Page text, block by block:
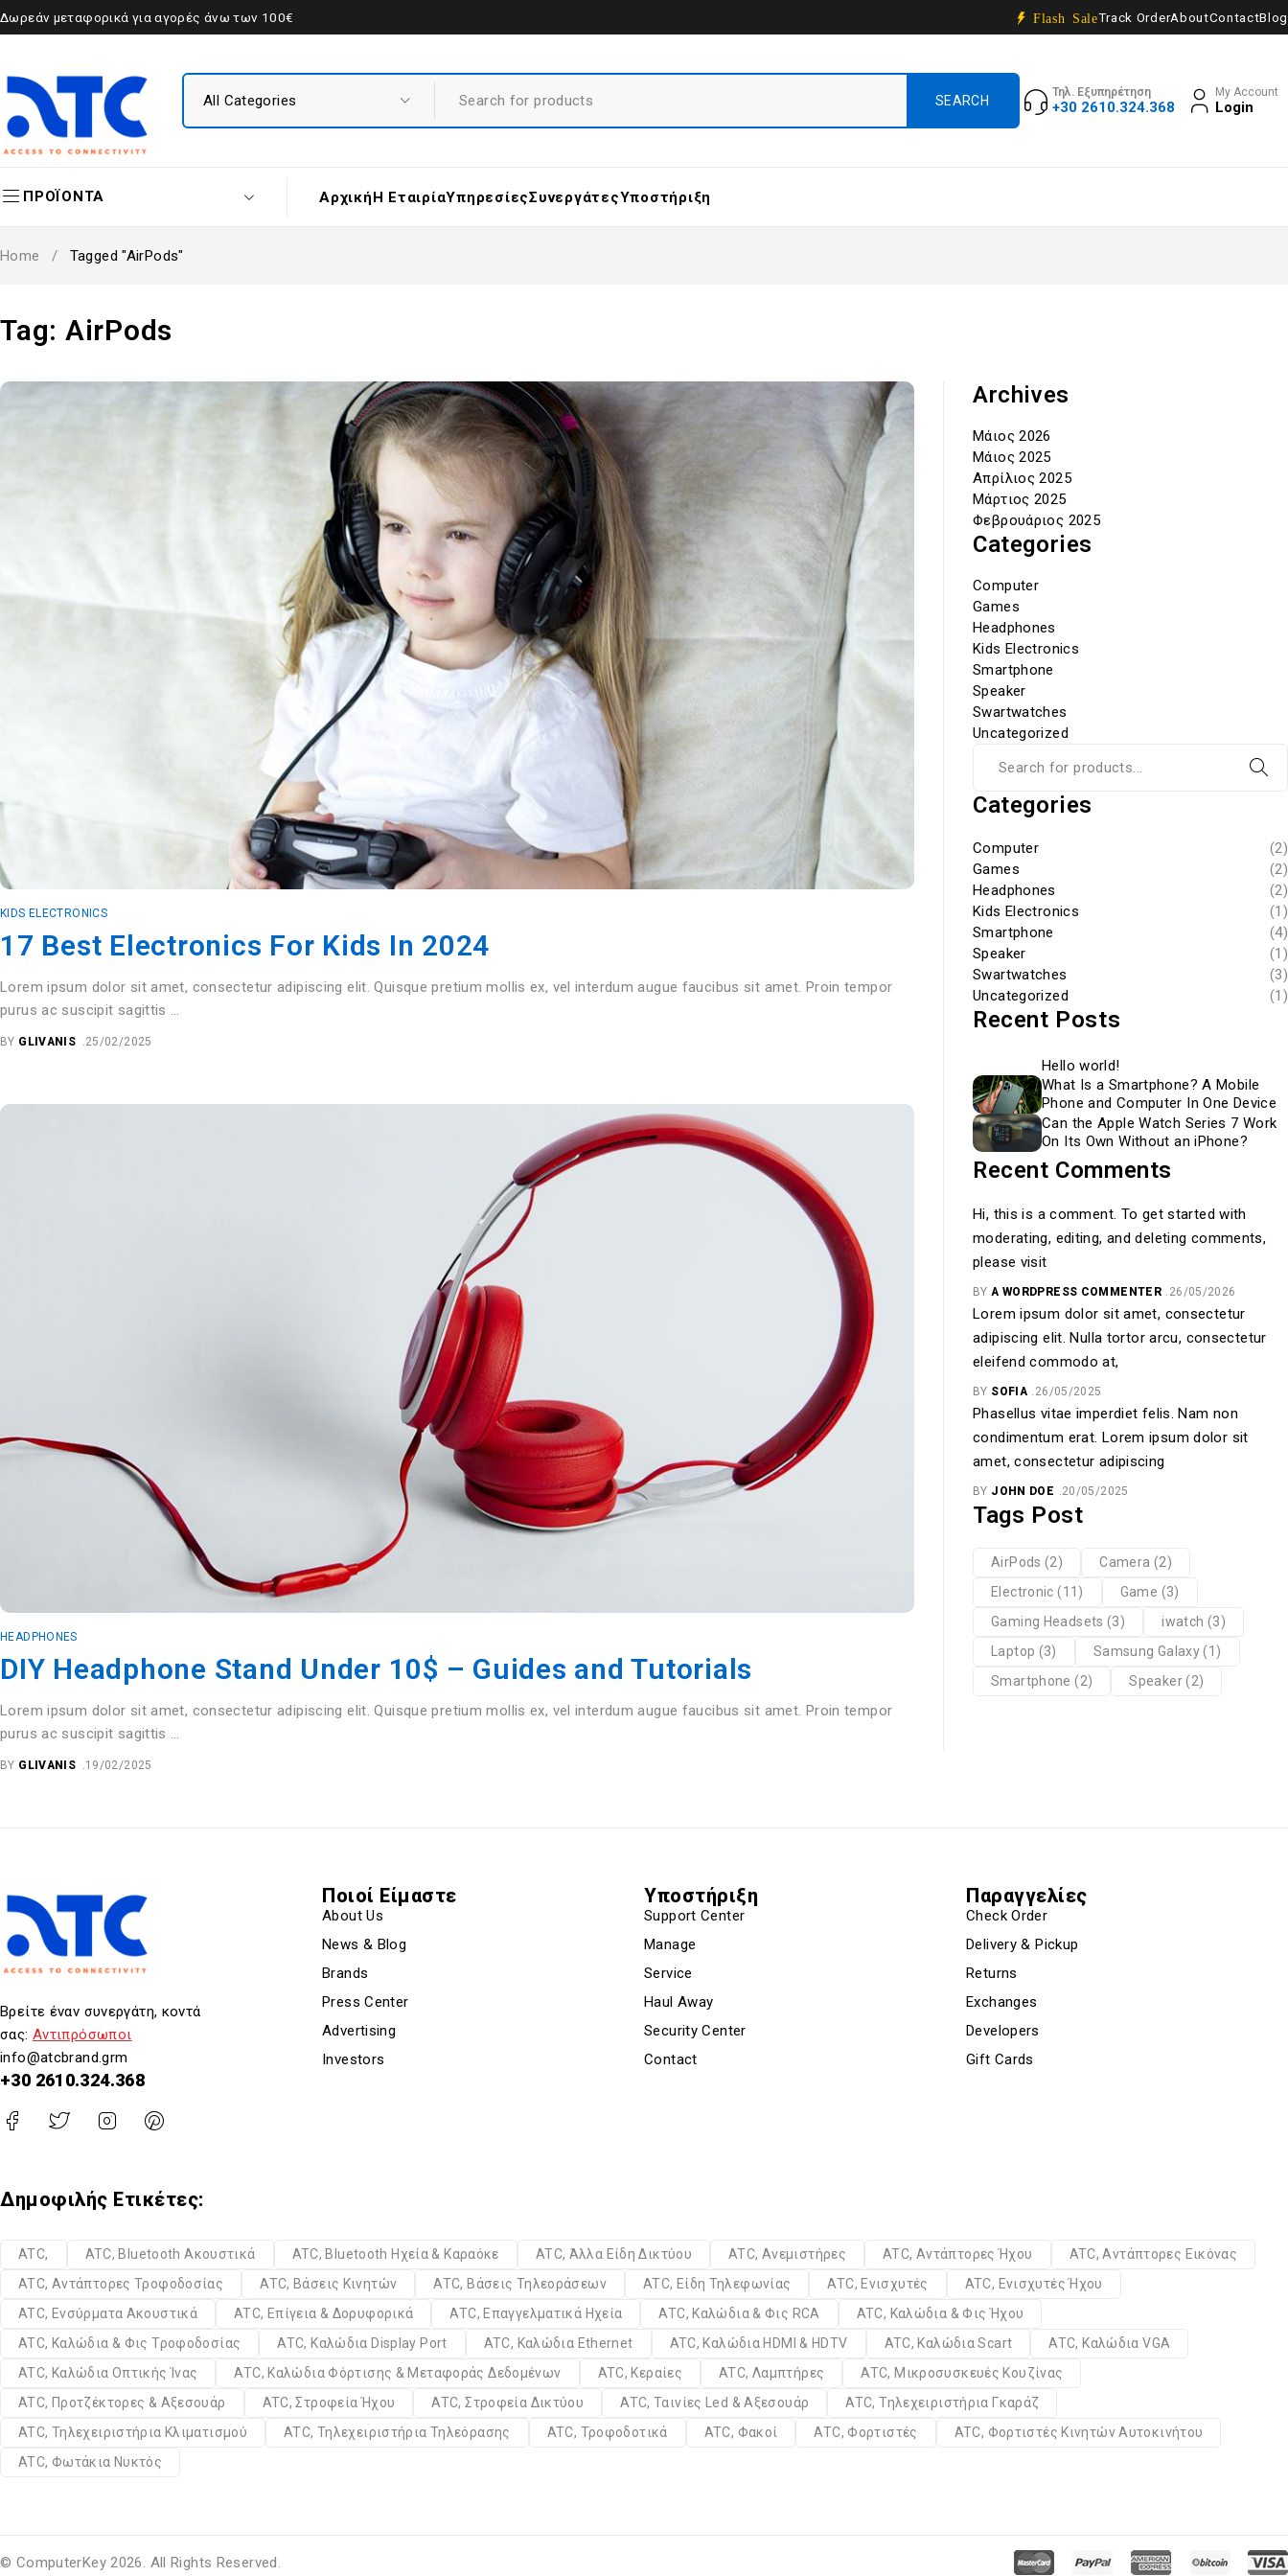
Δωρεάν μεταφορικά για αγορές άνω των 100€ Flash SaleTrack OrderAboutContactBlog
Τηλ. Εξυπηρέτηση
+30 2610.324.368
My Account
Login
ΠΡΟΪΟΝΤΑ ΑρχικήΗ ΕταιρίαΥπηρεσίεςΣυνεργάτεςΥποστήριξη
Tag: AirPods
Home / Tagged "AirPods"
KIDS ELECTRONICS
17 Best Electronics For Kids In 2024
Lorem ipsum dolor sit amet, consectetur adipiscing elit. Quisque pretium mollis ex, vel interdum augue faucibus sit amet. Proin tempor
purus ac suscipit sagittis …
BY GLIVANIS 25/02/2025
HEADPHONES
DIY Headphone Stand Under 10$ – Guides and Tutorials
Lorem ipsum dolor sit amet, consectetur adipiscing elit. Quisque pretium mollis ex, vel interdum augue faucibus sit amet. Proin tempor
purus ac suscipit sagittis …
BY GLIVANIS 19/02/2025
Archives
Μάιος 2026
Μάιος 2025
Απρίλιος 2025
Μάρτιος 2025
Φεβρουάριος 2025
Categories
Computer
Games
Headphones
Kids Electronics
Smartphone
Speaker
Swartwatches
Uncategorized
Categories
Computer
(2)
Games
(2)
Headphones
(2)
Kids Electronics
(1)
Smartphone
(4)
Speaker
(1)
Swartwatches
(3)
Uncategorized
(1)
Recent Posts
Hello world!
What Is a Smartphone? A Mobile
Phone and Computer In One Device
Can the Apple Watch Series 7 Work
On Its Own Without an iPhone?
Recent Comments
Hi, this is a comment. To get started with
moderating, editing, and deleting comments,
please visit
BY A WORDPRESS COMMENTER 26/05/2026
Lorem ipsum dolor sit amet, consectetur
adipiscing elit. Nulla tortor arcu, consectetur
eleifend commodo at,
BY SOFIA 26/05/2025
Phasellus vitae imperdiet felis. Nam non
condimentum erat. Lorem ipsum dolor sit
amet, consectetur adipiscing
BY JOHN DOE 20/05/2025
Tags Post
AirPods (2) Camera (2)
Electronic (11) Game (3)
Gaming Headsets (3) iwatch (3)
Laptop (3) Samsung Galaxy(1)
Smartphone (2) Speaker(2)
Βρείτε έναν συνεργάτη, κοντά
σας: Αντιπρόσωποι
info@atcbrand.grm
+30 2610.324.368
Ποιοί Είμαστε
About Us
News & Blog
Brands
Press Center
Advertising
Investors
Υποστήριξη
Support Center
Manage
Service
Haul Away
Security Center
Contact
Παραγγελίες
Check Order
Delivery & Pickup
Returns
Exchanges
Developers
Gift Cards
Δημοφιλής Ετικέτες:
ATC, ATC, Bluetooth Ακουστικά ATC, Bluetooth Ηχεία & Καραόκε ATC, Άλλα Είδη Δικτύου ATC, Ανεμιστήρες ATC, Αντάπτορες Ήχου
ATC, Αντάπτορες Εικόνας
ATC, Αντάπτορες Τροφοδοσίας
ATC, Βάσεις Κινητών ATC, Βάσεις Τηλεοράσεων ATC, Είδη Τηλεφωνίας ATC, Ενισχυτές
ATC, Ενισχυτές Ήχου
ATC, Ενσύρματα Ακουστικά
ATC, Επίγεια & Δορυφορικά ATC, Επαγγελματικά Ηχεία ATC, Καλώδια & Φις RCA
ATC, Καλώδια & Φις Ήχου
ATC, Καλώδια & Φις Τροφοδοσίας
ATC, Καλώδια Display Port ATC, Καλώδια Ethernet ATC, Καλώδια HDMI & HDTV ATC, Καλώδια Scart
ATC, Καλώδια VGA
ATC, Καλώδια Οπτικής Ίνας
ATC, Καλώδια Φόρτισης & Μεταφοράς Δεδομένων ATC, Κεραίες ATC, Λαμπτήρες
ATC, Μικροσυσκευές Κουζίνας
ATC, Προτζέκτορες & Αξεσουάρ
ATC, Στροφεία Ήχου ATC, Στροφεία Δικτύου ATC, Ταινίες Led & Αξεσουάρ
ATC, Τηλεχειριστήρια Γκαράζ
ATC, Τηλεχειριστήρια Κλιματισμού
ATC, Τηλεχειριστήρια Τηλεόρασης ATC, Τροφοδοτικά ATC, Φακοί ATC, Φορτιστές
ATC, Φορτιστές Κινητών Αυτοκινήτου
ATC, Φωτάκια Νυκτός
© ComputerKey 2026. All Rights Reserved.